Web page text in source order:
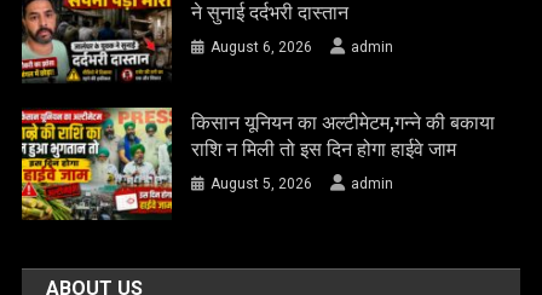
ने सुनाई दर्दभरी दास्तान
August 6, 2026 admin
किसान यूनियन का अल्टीमेटम,गन्ने की बकाया
राशि न मिली तो इस दिन होगा हाईवे जाम
August 5, 2026 admin
ABOUT US